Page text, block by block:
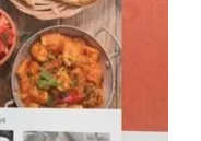
/ DETALHES